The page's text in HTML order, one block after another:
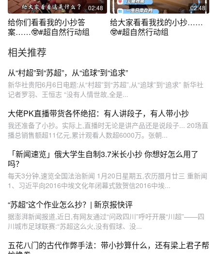
02:48
给你们看看我的小抄答
案……🤓#超自然行动组
02:48
给大家看看我找的小抄……
🤓#超自然行动组
相关推荐
从“村超”到“苏超”，从“追球”到“追求”
新华社贵阳6月6日电题:从“村超”到“苏超”,从“追球”到“追求” 新华社
记者罗羽、王恒志 “没有人情世故,全是...
大佬PK直播带货各怀绝招：有人讲段子，有人带小抄
我还准备了小抄。实际上,直播时无论是讲产品还是说段子... 20场直
播总销售额超11亿元,累计观看人数超6000万。张朝...
「新闻速览」俄大学生自制3.7米长小抄 你想好怎么用了
吗？
每天3分钟,速览全国法治新闻 1月20日星期五,农历腊月廿三 重新闻
1、习近平向2016中埃文化年闭幕式致贺信2016中埃...
“苏超”这个作业怎么抄？| 新京报快评
据澎湃新闻报道,近日,有网友通过“问政四川”呼吁开展“川超”——四
川城市足球联赛:“苏超这么火,没有假球、没...
五花八门的古代作弊手法：带小抄算什么，还有梁上君子帮